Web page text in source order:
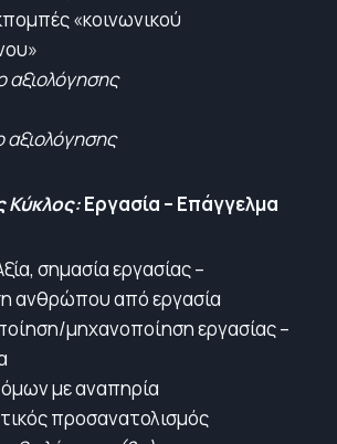
«κοινωνικού
αξιολόγησης
αξιολόγησης
Κύκλος:Εργασία – Επάγγελμα
σημασία εργασίας –
ανθρώπου από εργασία
μηχανοποίηση εργασίας –
με αναπηρία
προσανατολισμός